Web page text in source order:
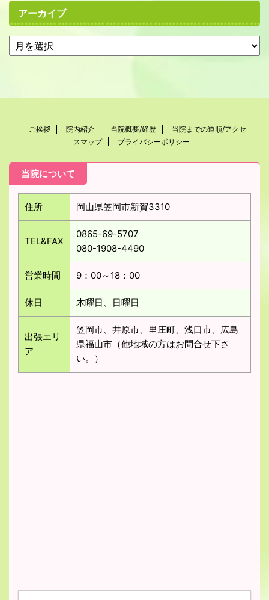
アーカイブ
ご挨拶 院内紹介 当院概要/経歴
当院までの道順/アクセ
スマップ
プライバシーポリシー
当院について
住所 岡山県笠岡市新賀3310
TEL&FAX
0865-69-5707
080-1908-4490
営業時間 9：00～18：00
休日 木曜日、日曜日
出張エリ
ア
笠岡市、井原市、里庄町、浅口市、広島
県福山市（他地域の方はお問合せ下さ
い。）